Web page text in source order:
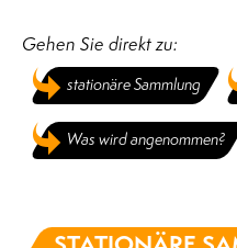
Gehen Sie direkt zu:
stationäre Sammlung
Was wird angenommen?